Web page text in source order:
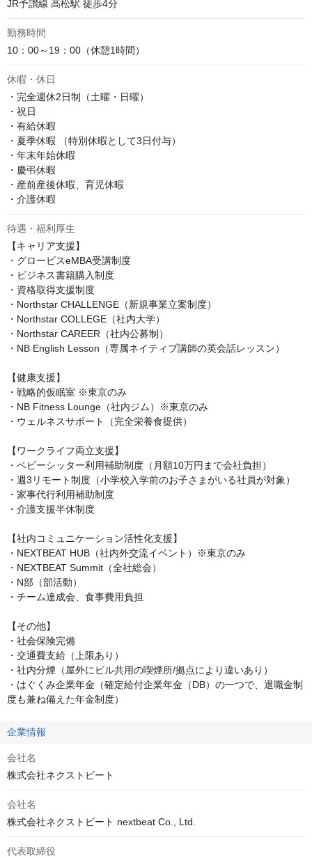
JR予讃線 高松駅 徒歩4分
勤務時間
10：00～19：00（休憩1時間）
休暇・休日
・完全週休2日制（土曜・日曜）
・祝日
・有給休暇
・夏季休暇 （特別休暇として3日付与）
・年末年始休暇
・慶弔休暇
・産前産後休暇、育児休暇
・介護休暇
待遇・福利厚生
【キャリア支援】
・グロービスeMBA受講制度
・ビジネス書籍購入制度
・資格取得支援制度
・Northstar CHALLENGE（新規事業立案制度）
・Northstar COLLEGE（社内大学）
・Northstar CAREER（社内公募制）
・NB English Lesson（専属ネイティブ講師の英会話レッスン）
【健康支援】
・戦略的仮眠室 ※東京のみ
・NB Fitness Lounge（社内ジム）※東京のみ
・ウェルネスサポート（完全栄養食提供）
【ワークライフ両立支援】
・ベビーシッター利用補助制度（月額10万円まで会社負担）
・週3リモート制度（小学校入学前のお子さまがいる社員が対象）
・家事代行利用補助制度
・介護支援半休制度
【社内コミュニケーション活性化支援】
・NEXTBEAT HUB（社内外交流イベント）※東京のみ
・NEXTBEAT Summit（全社総会）
・N部（部活動）
・チーム達成会、食事費用負担
【その他】
・社会保険完備
・交通費支給（上限あり）
・社内分煙（屋外にビル共用の喫煙所/拠点により違いあり）
・はぐくみ企業年金（確定給付企業年金（DB）の一つで、退職金制
度も兼ね備えた年金制度）
企業情報
会社名
株式会社ネクストビート
会社名
株式会社ネクストビート nextbeat Co., Ltd.
代表取締役